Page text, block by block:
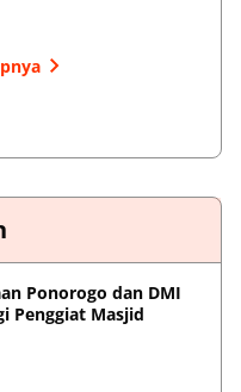
Ponorogo dan DMI
Penggiat Masjid